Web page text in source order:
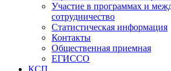
Участие в программах и
сотрудничество
Статистическая информация
Контакты
Общественная приемная
ЕГИССО
КСП